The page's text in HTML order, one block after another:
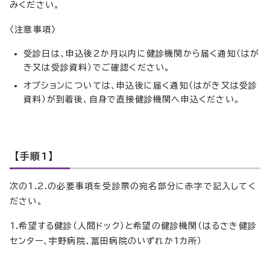
みください。
〈注意事項〉
受診日は、申込後2か月以内に健診機関から届く通知（はが
き又は受診資料）でご確認ください。
オプションについては、申込後に届く通知（はがき又は受診
資料）が到着後、自身で直接健診機関へ申込ください。
【手順1】
次の1.2.の必要事項を受診票の宛名部分に赤字で記入してく
ださい。
1.希望する健診（人間ドック）と希望の健診機関（はるさき健診
センター、宇野病院、冨田病院のいずれか1カ所）